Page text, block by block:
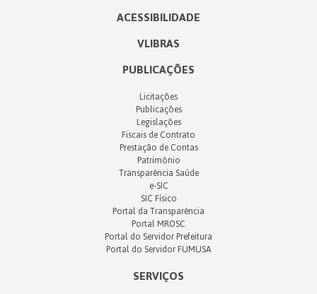
ACESSIBILIDADE
VLIBRAS
PUBLICAÇÕES
Licitações
Publicações
Legislações
Fiscais de Contrato
Prestação de Contas
Patrimônio
Transparência Saúde
e-SIC
SIC Físico
Portal da Transparência
Portal MROSC
Portal do Servidor Prefeitura
Portal do Servidor FUMUSA
SERVIÇOS